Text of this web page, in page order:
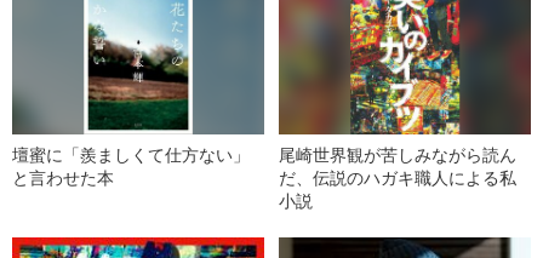
壇蜜に「羨ましくて仕方ない」
と言わせた本
尾崎世界観が苦しみながら読ん
だ、伝説のハガキ職人による私
小説